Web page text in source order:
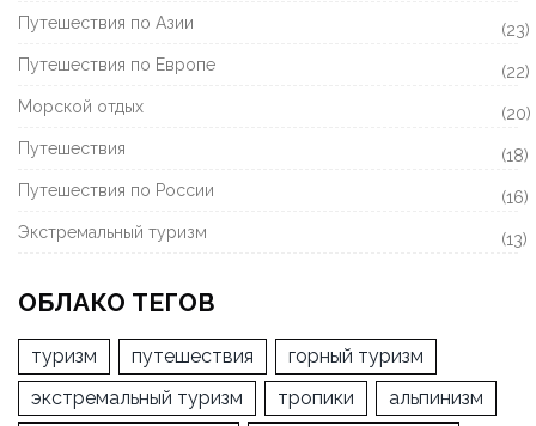
Путешествия по Азии
(23)
Путешествия по Европе
(22)
Морской отдых
(20)
Путешествия
(18)
Путешествия по России
(16)
Экстремальный туризм
(13)
ОБЛАКО ТЕГОВ
туризм путешествия
горный туризм
экстремальный туризм
тропики
альпинизм